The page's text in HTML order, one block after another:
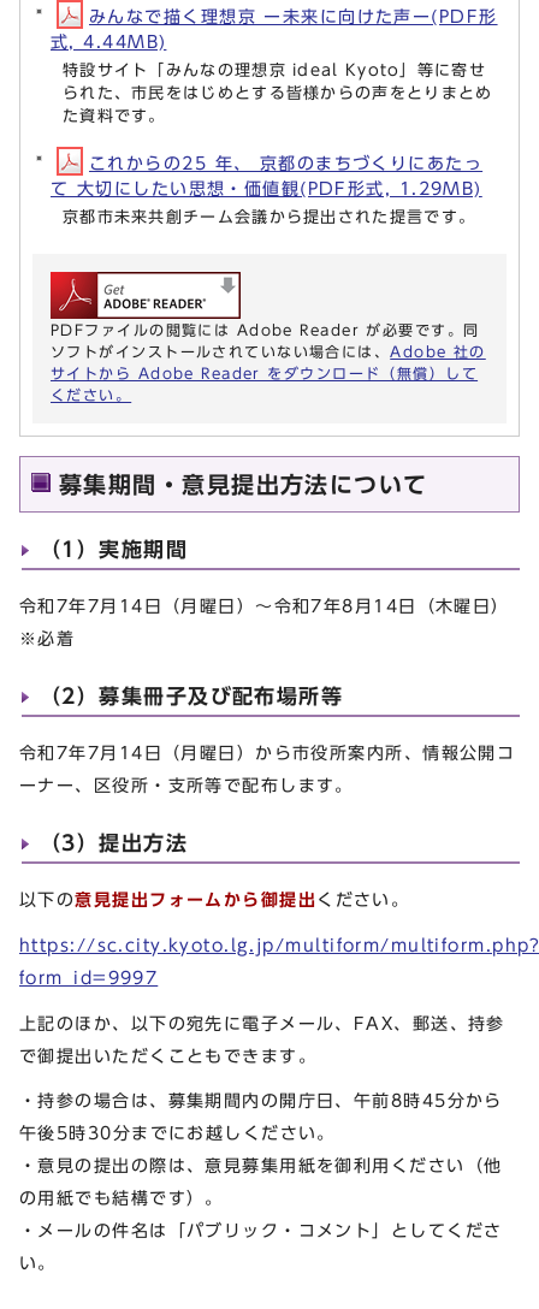
みんなで描く理想京 ー未来に向けた声ー(PDF形
式, 4.44MB)
特設サイト「みんなの理想京 ideal Kyoto」等に寄せ
られた、市民をはじめとする皆様からの声をとりまとめ
た資料です。
これからの25 年、 京都のまちづくりにあたっ
て 大切にしたい思想・価値観(PDF形式, 1.29MB)
京都市未来共創チーム会議から提出された提言です。
PDFファイルの閲覧には Adobe Reader が必要です。同
ソフトがインストールされていない場合には、 Adobe 社の
サイトから Adobe Reader をダウンロード（無償）して
ください。
募集期間・意見提出方法について
（1）実施期間
令和7年7月14日（月曜日）～令和7年8月14日（木曜日）
※必着
（2）募集冊子及び配布場所等
令和7年7月14日（月曜日）から市役所案内所、情報公開コ
ーナー、区役所・支所等で配布します。
（3）提出方法
以下の意見提出フォームから御提出 ください。
https://sc.city.kyoto.lg.jp/multiform/
form_id=9997
上記のほか、以下の宛先に電子メール、FAX、郵送、持参
で御提出いただくこともできます。
・持参の場合は、募集期間内の開庁日、午前8時45分から
午後5時30分までにお越しください。
・意見の提出の際は、意見募集用紙を御利用ください（他
の用紙でも結構です）。
・メールの件名は「パブリック・コメント」としてくださ
い。